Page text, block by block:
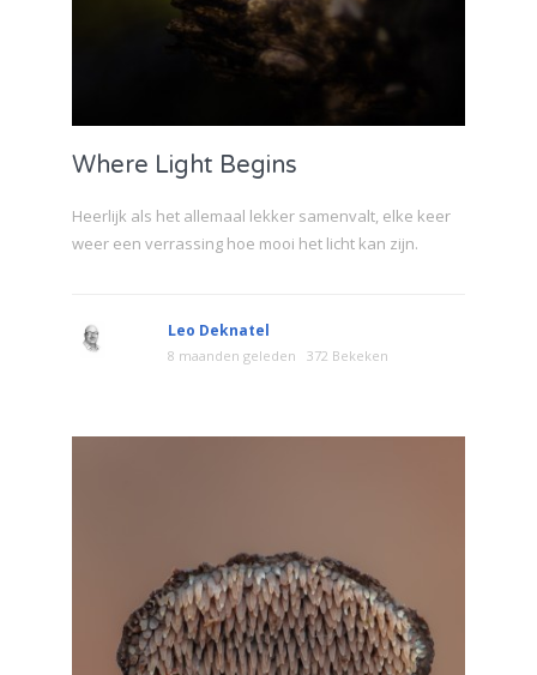
Where Light Begins
Heerlijk als het allemaal lekker samenvalt, elke keer
weer een verrassing hoe mooi het licht kan zijn.
Leo Deknatel
8 maanden geleden 372 Bekeken